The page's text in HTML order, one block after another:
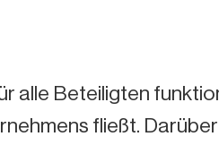
alle Beteiligten
fließt.